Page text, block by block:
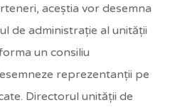
aceştia vor desemna
de administraţie al unităţii
un consiliu
reprezentanţii pe
Directorul unităţii de